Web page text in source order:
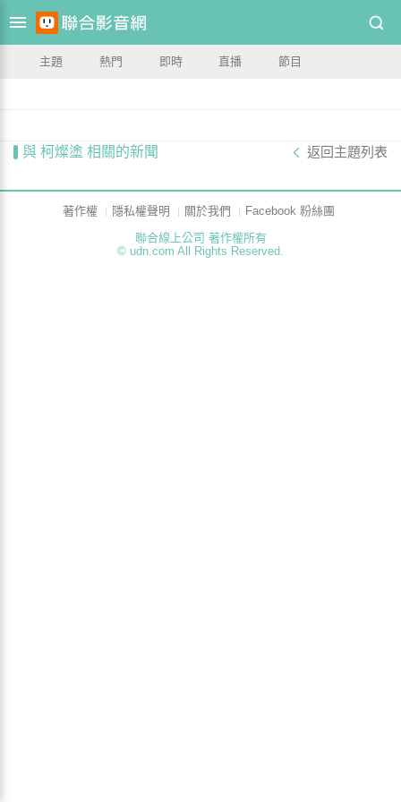
主題 熱門 即時 直播 節目
與 柯燦塗 相關的新聞 返回主題列表
著作權 隱私權聲明 關於我們
Facebook 粉絲團
聯合線上公司 著作權所有
© udn.com All Rights Reserved.